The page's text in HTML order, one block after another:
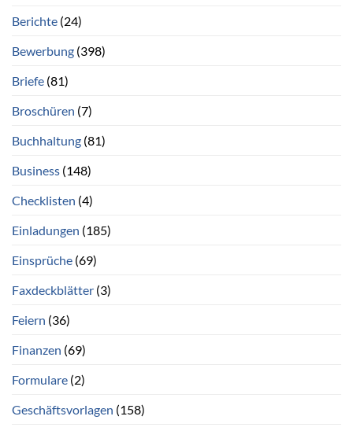
Berichte (24)
Bewerbung (398)
Briefe (81)
Broschüren (7)
Buchhaltung (81)
Business (148)
Checklisten (4)
Einladungen (185)
Einsprüche (69)
Faxdeckblätter (3)
Feiern (36)
Finanzen (69)
Formulare (2)
Geschäftsvorlagen (158)